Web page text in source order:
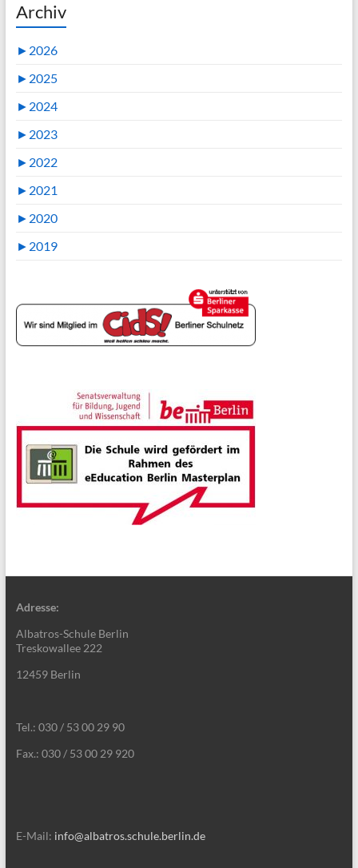
Archiv
► 2026
► 2025
► 2024
► 2023
► 2022
► 2021
► 2020
► 2019
Adresse:
Albatros-Schule Berlin
Treskowallee 222
12459 Berlin
Tel.: 030 / 53 00 29 90
Fax.: 030 / 53 00 29 920
E-Mail: info@albatros.schule.berlin.de